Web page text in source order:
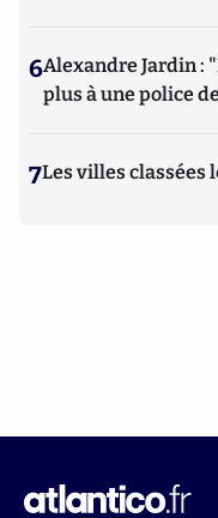
6Alexandre Jardin :
plus à une police
7Les villes classées